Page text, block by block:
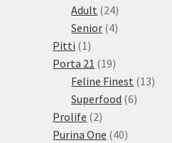
Adult 2424
produktů
Senior 44
Pitti 1 1
produkt
Porta 21 1919
produktů
Feline Finest 1313
Superfood 66
Prolife 22
produkty
Purina One 4040